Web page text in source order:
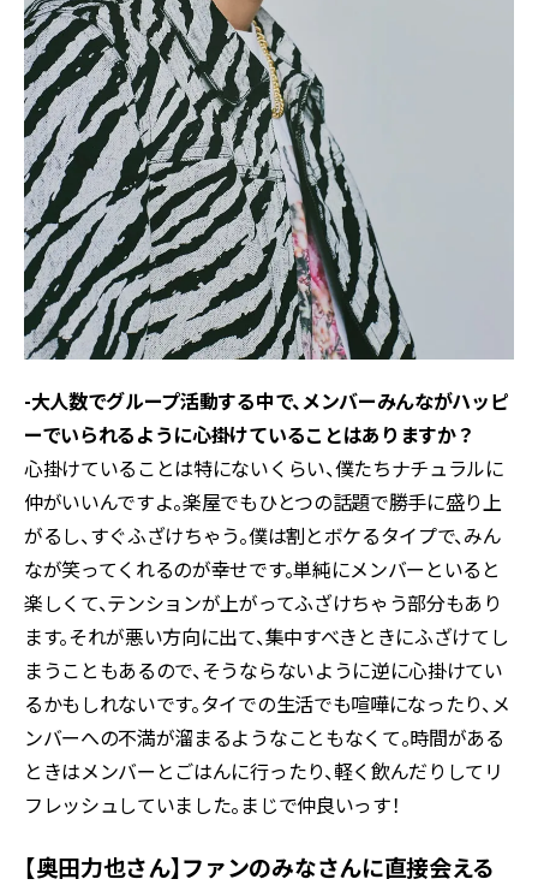
-大人数でグループ活動する中で、メンバーみんながハッピ
ーでいられるように心掛けていることはありますか？
心掛けていることは特にないくらい、僕たちナチュラルに
仲がいいんですよ。楽屋でもひとつの話題で勝手に盛り上
がるし、すぐふざけちゃう。僕は割とボケるタイプで、みん
なが笑ってくれるのが幸せです。単純にメンバーといると
楽しくて、テンションが上がってふざけちゃう部分もあり
ます。それが悪い方向に出て、集中すべきときにふざけてし
まうこともあるので、そうならないように逆に心掛けてい
るかもしれないです。タイでの生活でも喧嘩になったり、メ
ンバーへの不満が溜まるようなこともなくて。時間がある
ときはメンバーとごはんに行ったり、軽く飲んだりしてリ
フレッシュしていました。まじで仲良いっす！
【奥田力也さん】ファンのみなさんに直接会える